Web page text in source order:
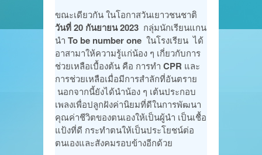
ขณะเดียวกัน ในโอกาสวันเยาวชนชาติ
วันที่ 20 กันยายน 2023 กลุ่มนักเรียนแกน
นำ To be number one ในโรงเรียน ได้
อาสามาให้ความรู้แก่น้อง ๆ เกี่ยวกับการ
ช่วยเหลือเบื้องต้น คือ การทำ CPR และ
การช่วยเหลือเมื่อมีการสำลักที่อันตราย
นอกจากนี้ยังได้นำน้อง ๆ เต้นประกอบ
เพลงเพื่อปลูกฝังค่านิยมที่ดีในการพัฒนา
คุณค่าชีวิตของตนเองให้เป็นผู้นำ เป็นเชื้อ
แป้งที่ดี กระทำตนให้เป็นประโยชน์ต่อ
ตนเองและสังคมรอบข้างอีกด้วย